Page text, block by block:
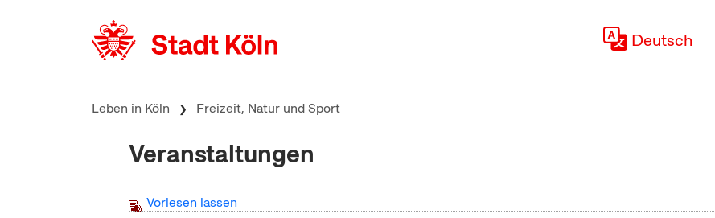
Deutsch
Leben in Köln Freizeit, Natur und Sport
Veranstaltungen
Vorlesen lassen